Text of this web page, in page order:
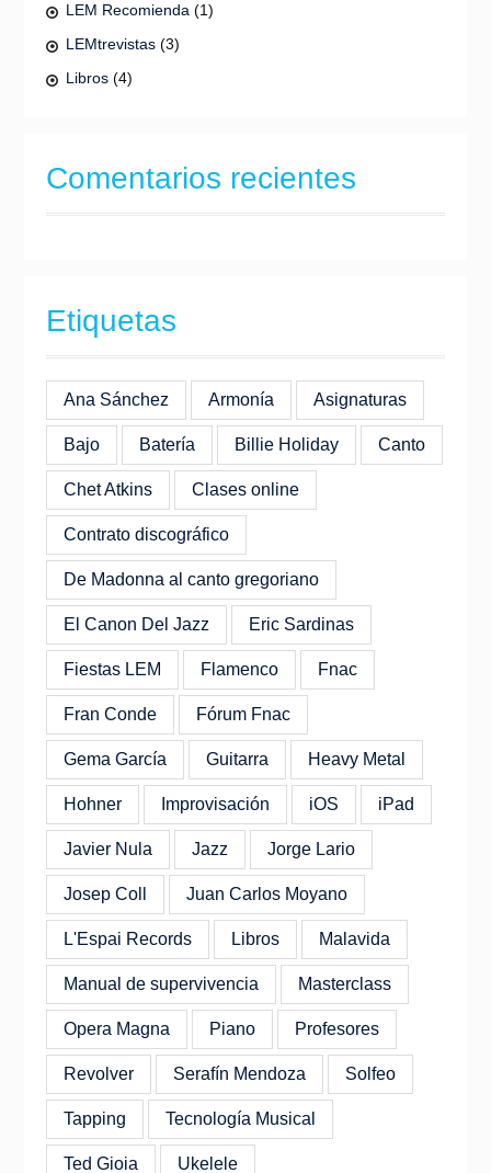
LEM Recomienda (1)
LEMtrevistas(3)
Libros(4)
Comentarios recientes
Etiquetas
Ana Sánchez Armonía Asignaturas
Bajo Batería Billie Holiday Canto
Chet Atkins Clases online
Contrato discográfico
De Madonna al canto gregoriano
El Canon Del Jazz Eric Sardinas
Fiestas LEM Flamenco Fnac
Fran Conde Fórum Fnac
Gema García Guitarra Heavy Metal
Hohner Improvisación iOS iPad
Javier Nula Jazz Jorge Lario
Josep Coll Juan Carlos Moyano
L'Espai Records Libros Malavida
Manual de supervivencia Masterclass
Opera Magna Piano Profesores
Revolver Serafín Mendoza Solfeo
Tapping Tecnología Musical
Ted Gioia Ukelele